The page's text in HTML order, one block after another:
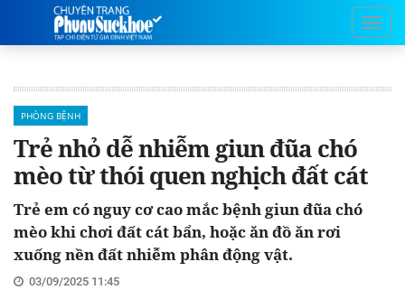
PHÒNG BỆNH
Trẻ nhỏ dễ nhiễm giun đũa chó
mèo từ thói quen nghịch đất cát
Trẻ em có nguy cơ cao mắc bệnh giun đũa chó
mèo khi chơi đất cát bẩn, hoặc ăn đồ ăn rơi
xuống nền đất nhiễm phân động vật.
03/09/2025 11:45